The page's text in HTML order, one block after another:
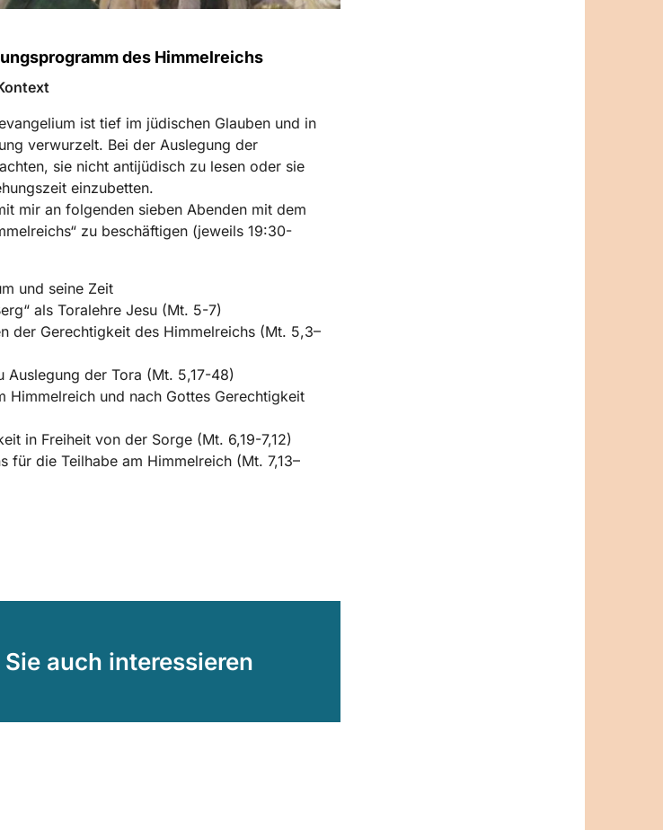
des Himmelreichs
ist tief im jüdischen Glauben und in
verwurzelt. Bei der Auslegung der
sie nicht antijüdisch zu lesen oder sie
einzubetten.
mir an folgenden sieben Abenden mit dem
zu beschäftigen (jeweils 19:30-
und seine Zeit
als Toralehre Jesu (Mt. 5-7)
der Gerechtigkeit des Himmelreichs (Mt. 5,3–
Auslegung der Tora (Mt. 5,17-48)
Himmelreich und nach Gottes Gerechtigkeit
in Freiheit von der Sorge (Mt. 6,19-7,12)
für die Teilhabe am Himmelreich (Mt. 7,13–
auch interessieren